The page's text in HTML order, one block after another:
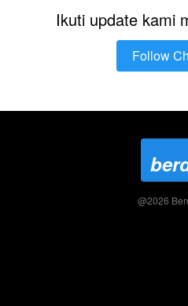
Ikuti update kami
`Follow
@2026